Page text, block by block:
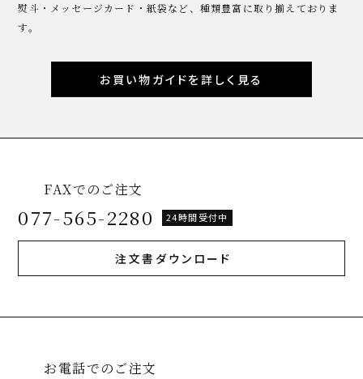
熨斗・メッセージカード・紙袋など、種類豊富に取り揃えておりま
す。
お買い物ガイドを詳しく見る
FAXでのご注文
077-565-2280 24時間受付中
注文書ダウンロード
お電話でのご注文